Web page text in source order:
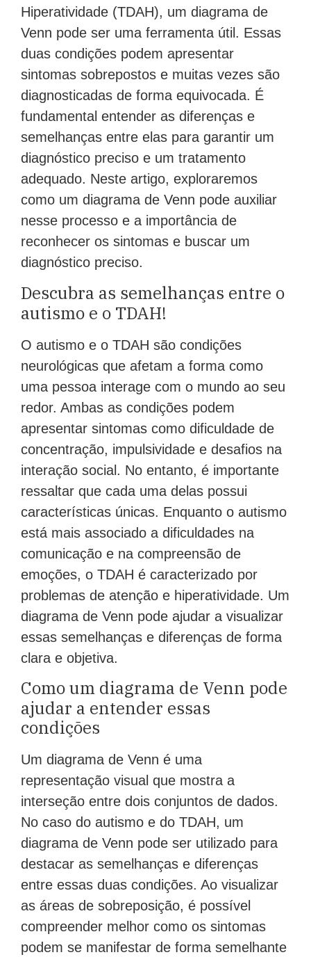
Hiperatividade (TDAH), um diagrama de
Venn pode ser uma ferramenta útil. Essas
duas condições podem apresentar
sintomas sobrepostos e muitas vezes são
diagnosticadas de forma equivocada. É
fundamental entender as diferenças e
semelhanças entre elas para garantir um
diagnóstico preciso e um tratamento
adequado. Neste artigo, exploraremos
como um diagrama de Venn pode auxiliar
nesse processo e a importância de
reconhecer os sintomas e buscar um
diagnóstico preciso.
Descubra as semelhanças entre o
autismo e o TDAH!
O autismo e o TDAH são condições
neurológicas que afetam a forma como
uma pessoa interage com o mundo ao seu
redor. Ambas as condições podem
apresentar sintomas como dificuldade de
concentração, impulsividade e desafios na
interação social. No entanto, é importante
ressaltar que cada uma delas possui
características únicas. Enquanto o autismo
está mais associado a dificuldades na
comunicação e na compreensão de
emoções, o TDAH é caracterizado por
problemas de atenção e hiperatividade. Um
diagrama de Venn pode ajudar a visualizar
essas semelhanças e diferenças de forma
clara e objetiva.
Como um diagrama de Venn pode
ajudar a entender essas
condições
Um diagrama de Venn é uma
representação visual que mostra a
interseção entre dois conjuntos de dados.
No caso do autismo e do TDAH, um
diagrama de Venn pode ser utilizado para
destacar as semelhanças e diferenças
entre essas duas condições. Ao visualizar
as áreas de sobreposição, é possível
compreender melhor como os sintomas
podem se manifestar de forma semelhante